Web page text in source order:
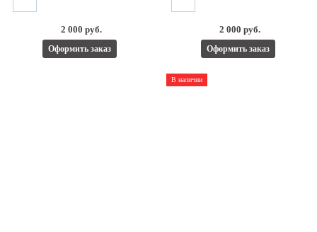
2 000 руб.
Оформить заказ
2 000 руб.
Оформить заказ
В наличии